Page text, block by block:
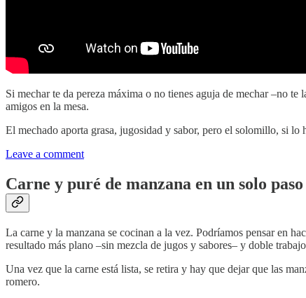
Si mechar te da pereza máxima o no tienes aguja de mechar –no
amigos en la mesa.
El mechado aporta grasa, jugosidad y sabor, pero el solomillo, si lo
Leave a comment
Carne y puré de manzana en un solo paso
La carne y la manzana se cocinan a la vez. Podríamos pensar en
resultado más plano –sin mezcla de jugos y sabores– y doble
Una vez que la carne está lista, se retira y hay que dejar que las
romero.